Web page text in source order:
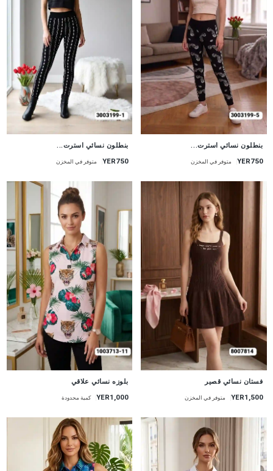
بنطلون نسائي استرت...
YER750 متوفر في المخزن
بنطلون نسائي استرت...
YER750 متوفر في المخزن
فستان نسائي قصير
YER1,500 متوفر في المخزن
بلوزه نسائي علاقي
YER1,000 كمية محدودة